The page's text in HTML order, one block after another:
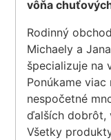
vôňa
Rodinný
Michaely a
špecializuje na
Ponúkame
nespočetné
ďalších dobrôt,
Všetky